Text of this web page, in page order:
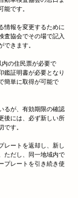
能です。
情報を変更するために
査協会でその場で記入
できます。
の住民票が必要で
鑑証明書が必要となり
簡単に取得が可能で
るが、有効期限の確認
後には、必ず新しい所
です。
レートを返却し、新し
ただし、同一地域内で
プレートを引き続き使